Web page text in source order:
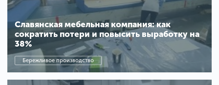
Славянская мебельная компания: как
сократить потери и повысить выработку на
38%
Бережливое производство